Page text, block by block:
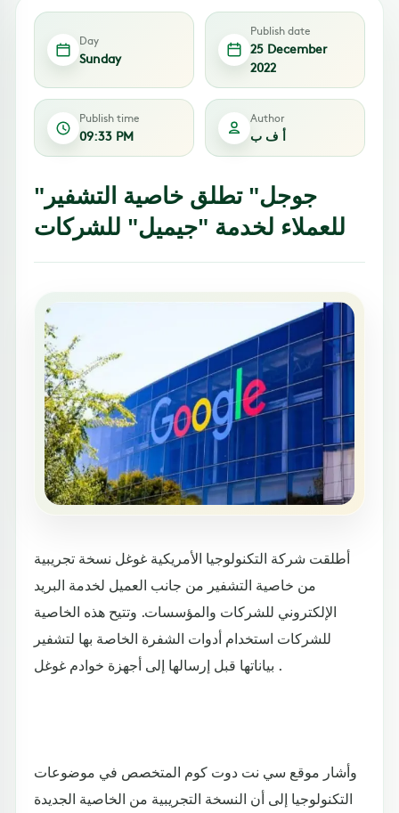
Day
Sunday
Publish date
25 December
2022
Publish time
09:33 PM
Author
أ ف ب
"جوجل" تطلق خاصية التشفير
للعملاء لخدمة "جيميل" للشركات
أطلقت شركة التكنولوجيا الأمريكية غوغل نسخة تجريبية
من خاصية التشفير من جانب العميل لخدمة البريد
الإلكتروني للشركات والمؤسسات. وتتيح هذه الخاصية
للشركات استخدام أدوات الشفرة الخاصة بها لتشفير
بياناتها قبل إرسالها إلى أجهزة خوادم غوغل .
وأشار موقع سي نت دوت كوم المتخصص في موضوعات
التكنولوجيا إلى أن النسخة التجريبية من الخاصية الجديدة